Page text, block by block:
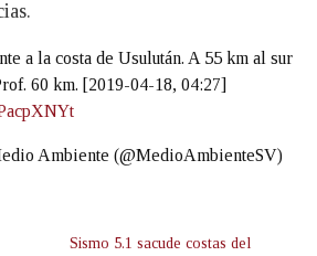
a la costa de Usulután. A 55 km al sur
60 km. [2019-04-18, 04:27]
Ambiente (@MedioAmbienteSV)
Sismo 5.1 sacude costas del